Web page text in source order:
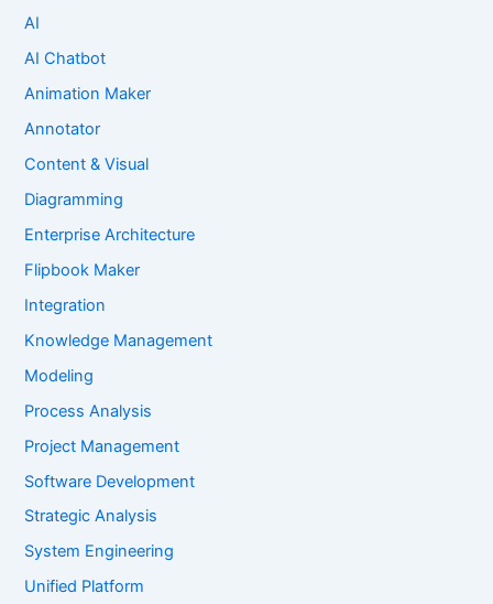
AI
AI Chatbot
Animation Maker
Annotator
Content & Visual
Diagramming
Enterprise Architecture
Flipbook Maker
Integration
Knowledge Management
Modeling
Process Analysis
Project Management
Software Development
Strategic Analysis
System Engineering
Unified Platform